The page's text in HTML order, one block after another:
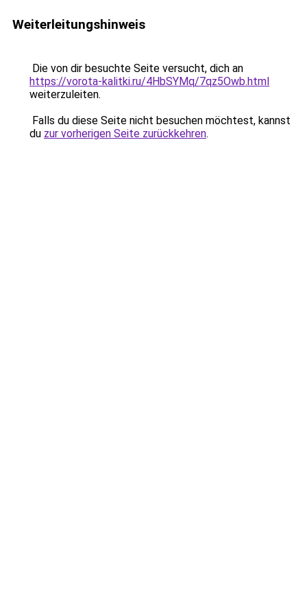
Weiterleitungshinweis
Die von dir besuchte Seite versucht, dich an
https://vorota-kalitki.ru/4HbSYMq/7qz5Owb.html
weiterzuleiten.
Falls du diese Seite nicht besuchen möchtest, kannst
du zur vorherigen Seite zurückkehren.